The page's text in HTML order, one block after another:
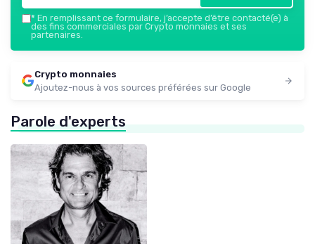
* En remplissant ce formulaire, j’accepte d’être contacté(e) à
des fins commerciales par Crypto monnaies et ses
partenaires.
Crypto monnaies
Ajoutez-nous à vos sources préférées sur Google
Parole d'experts